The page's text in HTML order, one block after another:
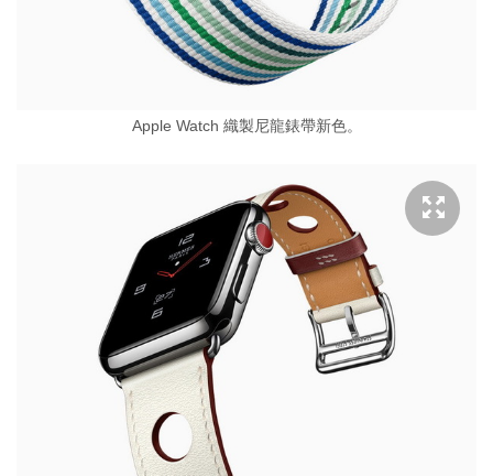
Apple Watch 織製尼龍錶帶新色。